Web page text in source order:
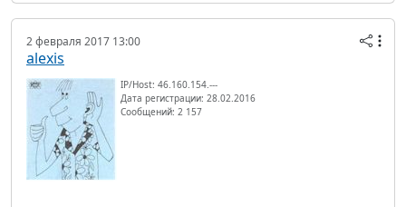
2 февраля 2017 13:00
alexis
IP/Host: 46.160.154.---
Дата регистрации: 28.02.2016
Сообщений: 2 157